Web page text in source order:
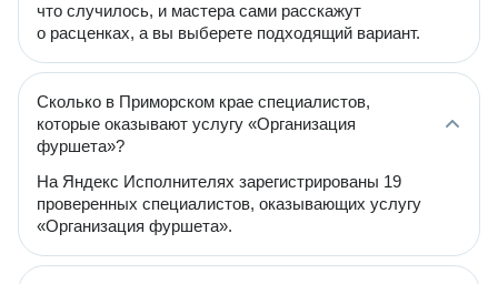
что случилось, и мастера сами расскажут
о расценках, а вы выберете подходящий вариант.
Сколько в Приморском крае специалистов,
которые оказывают услугу «Организация
фуршета»?
На Яндекс Исполнителях зарегистрированы 19
проверенных специалистов, оказывающих услугу
«Организация фуршета».